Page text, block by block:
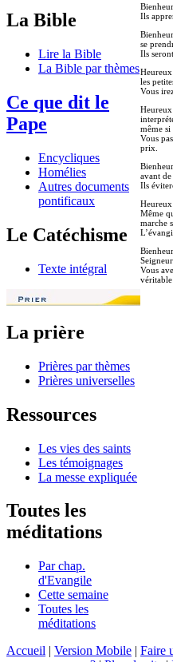
La Bible
Lire la Bible
La Bible par thèmes
Ce que dit le
Pape
Encycliques
Homélies
Autres documents
pontificaux
Le Catéchisme
Texte intégral
La prière
Prières par thèmes
Prières universelles
Ressources
Les vies des saints
Les témoignages
La messe expliquée
Toutes les
méditations
Par chap.
d'Evangile
Cette semaine
Toutes les
méditations
Ils
se
Ils
Heureux
les
Vous
Heureux
même si
Vous
prix.
avant de
Ils
Heureux
Même
marche
Vous
véritable
Accueil | Version Mobile | Faire